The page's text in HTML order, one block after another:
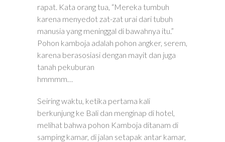
rapat. Kata orang tua, “Mereka tumbuh
karena menyedot zat-zat urai dari tubuh
manusia yang meninggal di bawahnya itu.”
Pohon kamboja adalah pohon angker, serem,
karena berasosiasi dengan mayit dan juga
tanah pekuburan
hmmmm…
Seiring waktu, ketika pertama kali
berkunjung ke Bali dan menginap di hotel,
melihat bahwa pohon Kamboja ditanam di
samping kamar, di jalan setapak antar kamar,